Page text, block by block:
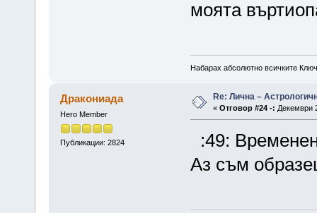
моята
Набарах абсолютно всичките
Дракониада
Hero Member
Публикации: 2824
Re: Лична –
« Отговор #24 -: Декември
:49:
Аз съм